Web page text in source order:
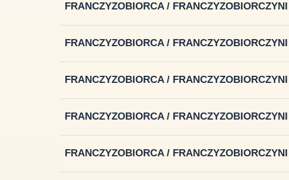
FRANCZYZOBIORCA / FRANCZYZOBIORCZYNI
FRANCZYZOBIORCA / FRANCZYZOBIORCZYNI
FRANCZYZOBIORCA / FRANCZYZOBIORCZYNI
FRANCZYZOBIORCA / FRANCZYZOBIORCZYNI
FRANCZYZOBIORCA / FRANCZYZOBIORCZYNI